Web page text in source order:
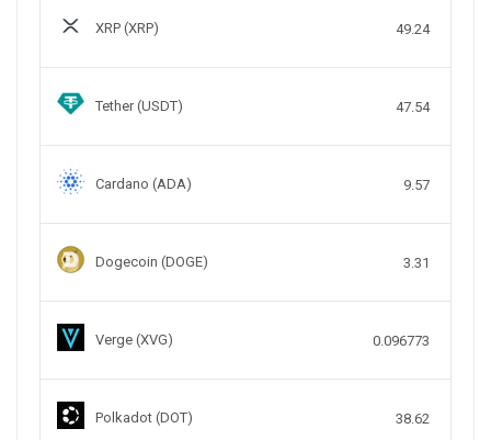
XRP (XRP) 49.24
Tether (USDT) 47.54
Cardano (ADA) 9.57
Dogecoin (DOGE) 3.31
Verge (XVG) 0.096773
Polkadot (DOT) 38.62